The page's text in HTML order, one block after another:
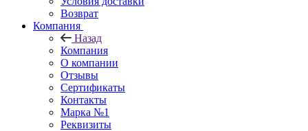
Возврат
Компания
Назад
Компания
О компании
Отзывы
Сертификаты
Контакты
Марка №1
Реквизиты